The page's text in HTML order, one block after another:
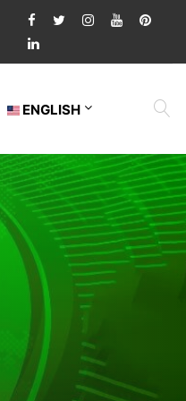
ENGLISH